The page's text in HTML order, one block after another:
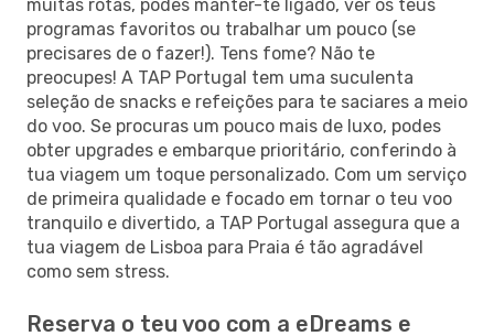
muitas rotas, podes manter-te ligado, ver os teus
programas favoritos ou trabalhar um pouco (se
precisares de o fazer!). Tens fome? Não te
preocupes! A TAP Portugal tem uma suculenta
seleção de snacks e refeições para te saciares a meio
do voo. Se procuras um pouco mais de luxo, podes
obter upgrades e embarque prioritário, conferindo à
tua viagem um toque personalizado. Com um serviço
de primeira qualidade e focado em tornar o teu voo
tranquilo e divertido, a TAP Portugal assegura que a
tua viagem de Lisboa para Praia é tão agradável
como sem stress.
Reserva o teu voo com a eDreams e